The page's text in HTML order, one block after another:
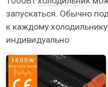
запускаться. Обычно
к каждому
индивидуально